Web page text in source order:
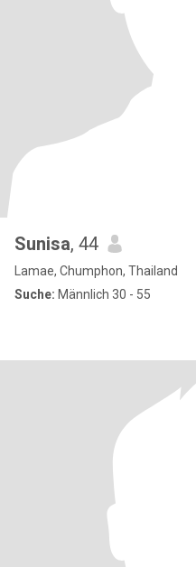
Sunisa, 44
Lamae, Chumphon, Thailand
Suche: Männlich 30 - 55